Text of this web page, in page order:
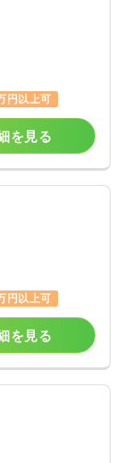
円以上可
を見る
円以上可
を見る